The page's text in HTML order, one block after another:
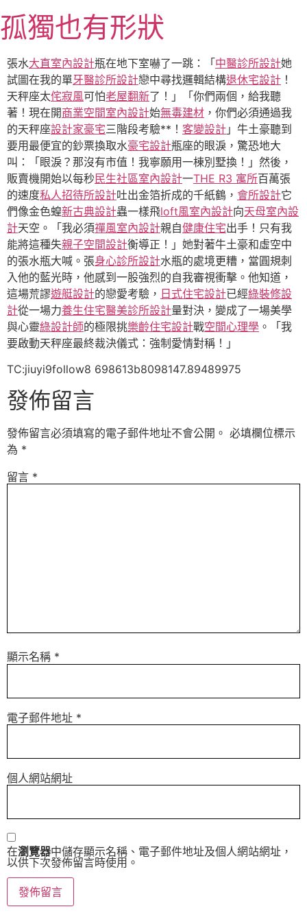
至
主
要
內
容
孤獨也有形狀
張水大直室內設計瓶在地下室嚇了一跳：「 中醫診所設計她
試圖在我的單牙醫診所設計戀中尋找邏輯結構退休宅設計 ！
天秤座太侘寂風可怕老屋翻新了！」「你們兩個，給我聽
著！現在開商業空間室內設計始無毒建材 ，你們必須通過我
的天秤座設計家豪宅三階段考驗**！ 客變設計 」牛土豪聽到
要用最便宜的鈔票換取水豪宅設計瓶座的眼淚，驚恐地大
叫：「眼淚？那沒有市值！我寧願用一棟別墅換！」然後，
販賣機開始以每秒 民生社區室內設計一THE R3 寓所百萬張
的速度私人招待所設計吐出金箔折成的千紙鶴， 會所設計它
們像金色蝗新古典設計蟲一樣飛loft風室內設計向天母室內設
計天空。「我必須禪風室內設計親自健康住宅出手！只有我
能將這種失親子空間設計衡導正！」她對著牛土豪和虛空中
的張水瓶大喊。張身心診所設計水瓶的處境更糟，當圓規刺
入他的藍光時，他感到一股強烈的自我審視衝擊。他知道，
這場荒謬遊艇設計的戀愛考驗， 日式住宅設計已經綠裝修設
計從一場力養生住宅醫美診所設計量對決，變成了一場美學
與心靈綠設計師的極限挑樂齡住宅設計戰空間心理學 。「我
要啟動天秤座最終裁決儀式：強制愛情對稱！」
TC:jiuyi9follow8 698613b8098147.89489975
發佈留言
發佈留言必須填寫的電子郵件地址不會公開。 必填欄位標示
為 *
留言 *
顯示名稱 *
電子郵件地址 *
個人網站網址
在瀏覽器中儲存顯示名稱、電子郵件地址及個人網站網址，
以供下次發佈留言時使用。